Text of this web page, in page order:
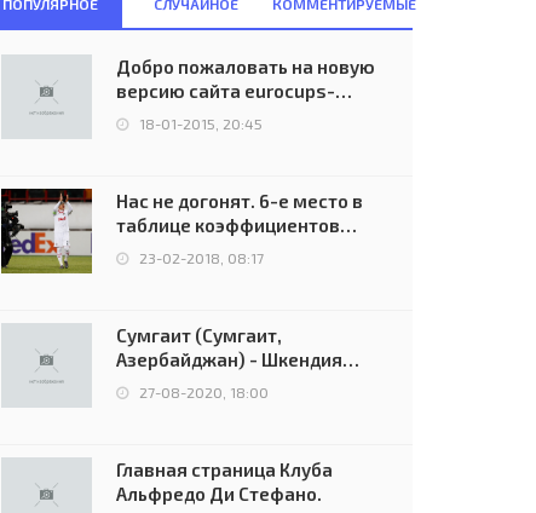
ПОПУЛЯРНОЕ СЛУЧАЙНОЕ КОММЕНТИРУЕМЫЕ
Добро пожаловать на новую
версию сайта eurocups-
uefa.ru
18-01-2015, 20:45
Нас не догонят. 6-е место в
таблице коэффициентов
УЕФА остаётся за Россией
23-02-2018, 08:17
Сумгаит (Сумгаит,
Азербайджан) - Шкендия
(Тетово, Северная
Македония) - 0:2 (0:0)
27-08-2020, 18:00
Главная страница Клуба
Альфредо Ди Стефано.